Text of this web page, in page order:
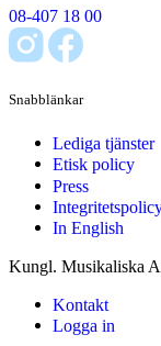
08-407 18 00
Snabblänkar
Lediga tjänster
Etisk policy
Press
In English
Kungl. Musikaliska
Kontakt
Logga in